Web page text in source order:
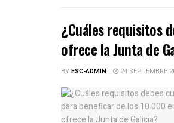
¿Cuáles requisitos
ofrece la Junta de
BYESC-ADMIN 24 SEPTEMBRE